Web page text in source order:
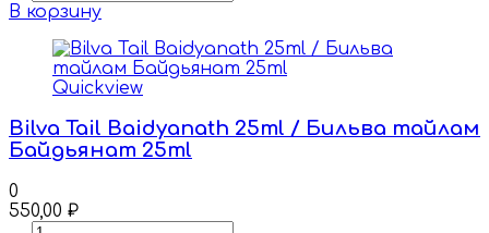
В корзину
Quickview
Bilva Tail Baidyanath 25ml / Бильва тайлам
Байдьянат 25ml
0
550,00 ₽